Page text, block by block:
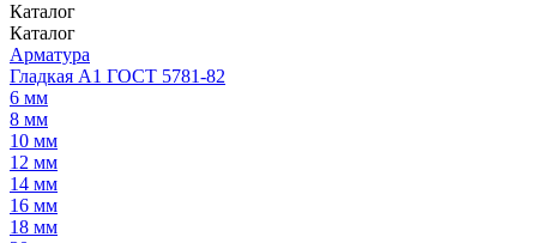
Каталог
Каталог
Арматура
Гладкая А1 ГОСТ 5781-82
6 мм
8 мм
10 мм
12 мм
14 мм
16 мм
18 мм